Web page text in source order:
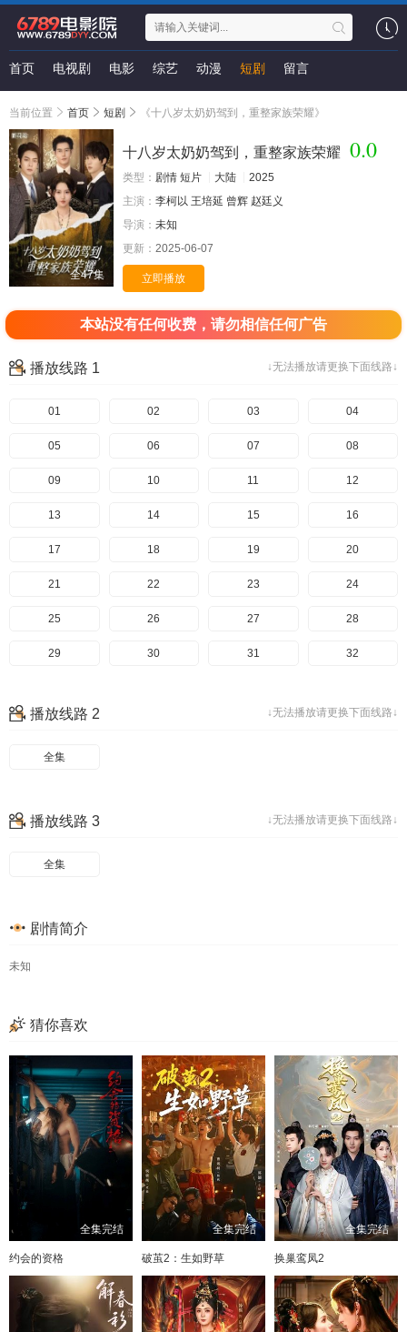
首页 电视剧 电影 综艺 动漫 短剧 留言
当前位置 首页 短剧 《十八岁太奶奶驾到，重整家族荣耀》
全47集
十八岁太奶奶驾到，重整家族荣耀 0.0
类型： 剧情 短片 大陆
2025
主演： 李柯以 王培延 曾辉 赵廷义
导演： 未知
更新： 2025-06-07
立即播放
本站没有任何收费，请勿相信任何广告
↓无法播放请更换下面线路↓
播放线路 1
01 02 03 04
05 06 07 08
09 10 11 12
13 14 15 16
17 18 19 20
21 22 23 24
25 26 27 28
29 30 31 32
37
41
↓无法播放请更换下面线路↓
播放线路 2
全集
↓无法播放请更换下面线路↓
播放线路 3
全集
剧情简介
未知
猜你喜欢
全集完结
约会的资格
全集完结
破茧2：生如野草
全集完结
换巢鸾凤2